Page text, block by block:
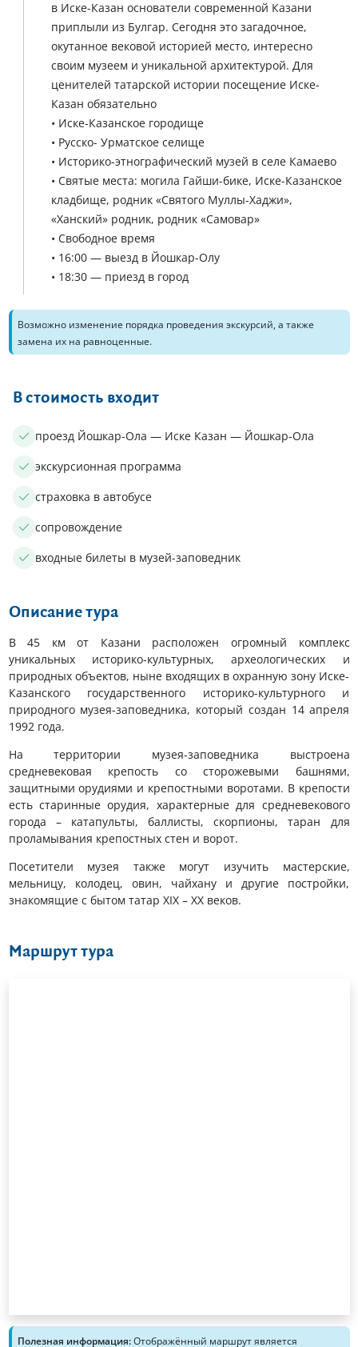
в Иске-Казан основатели современной Казани
приплыли из Булгар. Сегодня это загадочное,
окутанное вековой историей место, интересно
своим музеем и уникальной архитектурой. Для
ценителей татарской истории посещение Иске-
Казан обязательно
• Иске-Казанское городище
• Русско- Урматское селище
• Историко-этнографический музей в селе Камаево
• Святые места: могила Гайши-бике, Иске-Казанское
кладбище, родник «Святого Муллы-Хаджи»,
«Ханский» родник, родник «Самовар»
• Свободное время
• 16:00 — выезд в Йошкар-Олу
• 18:30 — приезд в город
Возможно изменение порядка проведения экскурсий, а также
замена их на равноценные.
В стоимость входит
проезд Йошкар-Ола — Иске Казан — Йошкар-Ола
экскурсионная программа
страховка в автобусе
сопровождение
входные билеты в музей-заповедник
Описание тура
В 45 км от Казани расположен огромный комплекс
уникальных историко-культурных, археологических и
природных объектов, ныне входящих в охранную зону Иске-
Казанского государственного историко-культурного и
природного музея-заповедника, который создан 14 апреля
1992 года.
На территории музея-заповедника выстроена
средневековая крепость со сторожевыми башнями,
защитными орудиями и крепостными воротами. В крепости
есть старинные орудия, характерные для средневекового
города – катапульты, баллисты, скорпионы, таран для
проламывания крепостных стен и ворот.
Посетители музея также могут изучить мастерские,
мельницу, колодец, овин, чайхану и другие постройки,
знакомящие с бытом татар XIX – XX веков.
Маршрут тура
Полезная информация:Отображённый маршрут является